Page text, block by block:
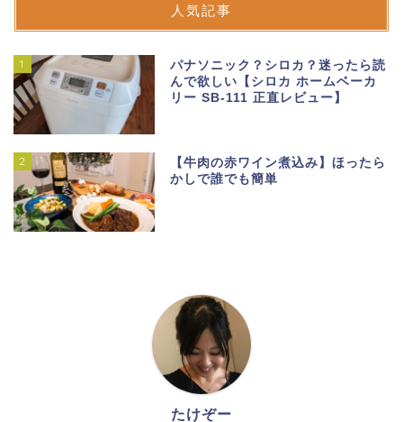
人気記事
1
パナソニック？シロカ？迷ったら読
んで欲しい【シロカ ホームベーカ
リー SB-111 正直レビュー】
2
【牛肉の赤ワイン煮込み】ほったら
かしで誰でも簡単
たけぞー